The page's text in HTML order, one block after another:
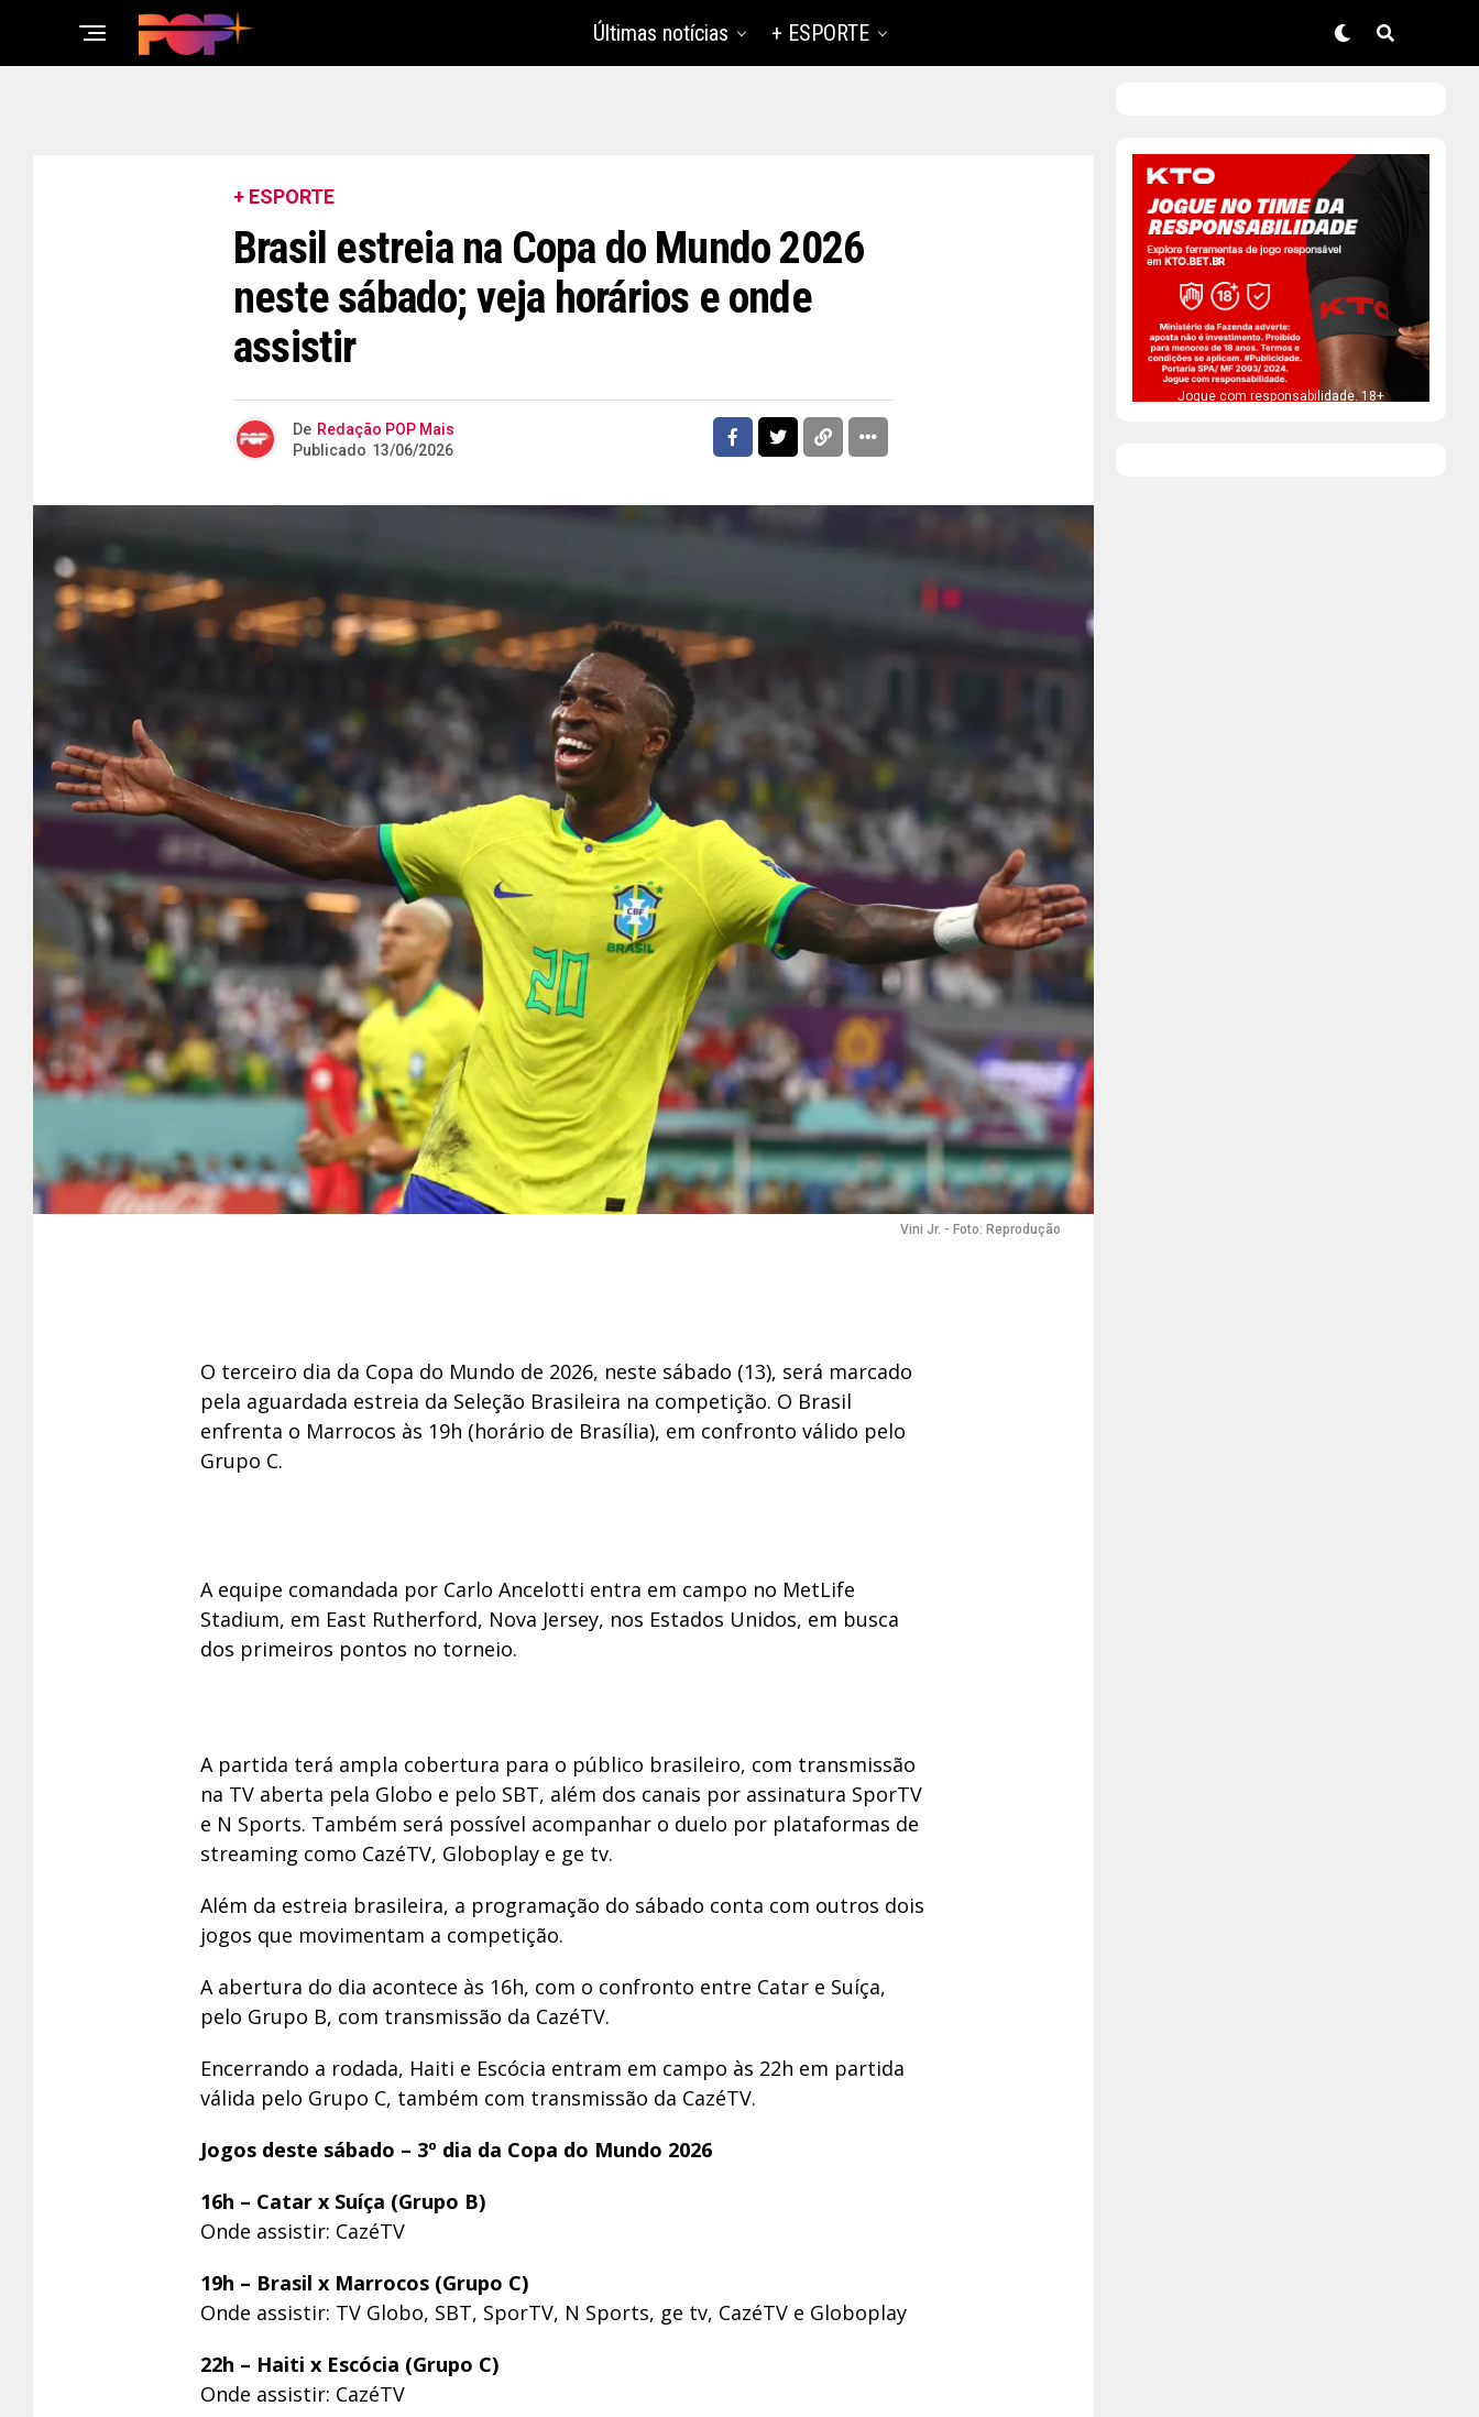
Últimas notícias + ESPORTE
+ ESPORTE
Brasil estreia na Copa do Mundo 2026
neste sábado; veja horários e onde
assistir
De Redação POP Mais
Publicado 13/06/2026
Vini Jr. - Foto: Reprodução
O terceiro dia da Copa do Mundo de 2026, neste sábado (13), será marcado
pela aguardada estreia da Seleção Brasileira na competição. O Brasil
enfrenta o Marrocos às 19h (horário de Brasília), em confronto válido pelo
Grupo C.
A equipe comandada por Carlo Ancelotti entra em campo no MetLife
Stadium, em East Rutherford, Nova Jersey, nos Estados Unidos, em busca
dos primeiros pontos no torneio.
A partida terá ampla cobertura para o público brasileiro, com transmissão
na TV aberta pela Globo e pelo SBT, além dos canais por assinatura SporTV
e N Sports. Também será possível acompanhar o duelo por plataformas de
streaming como CazéTV, Globoplay e ge tv.
Além da estreia brasileira, a programação do sábado conta com outros dois
jogos que movimentam a competição.
A abertura do dia acontece às 16h, com o confronto entre Catar e Suíça,
pelo Grupo B, com transmissão da CazéTV.
Encerrando a rodada, Haiti e Escócia entram em campo às 22h em partida
válida pelo Grupo C, também com transmissão da CazéTV.
Jogos deste sábado – 3º dia da Copa do Mundo 2026
16h – Catar x Suíça (Grupo B)
Onde assistir: CazéTV
19h – Brasil x Marrocos (Grupo C)
Onde assistir: TV Globo, SBT, SporTV, N Sports, ge tv, CazéTV e Globoplay
22h – Haiti x Escócia (Grupo C)
Onde assistir: CazéTV
Jogue com responsabilidade. 18+